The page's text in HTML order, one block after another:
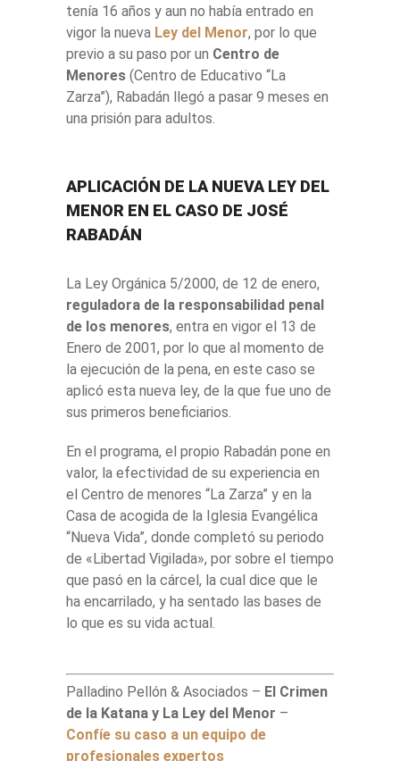
tenía 16 años y aun no había entrado en
vigor la nueva Ley del Menor, por lo que
previo a su paso por un Centro de
Menores (Centro de Educativo “La
Zarza”), Rabadán llegó a pasar 9 meses en
una prisión para adultos.
APLICACIÓN DE LA NUEVA LEY DEL
MENOR EN EL CASO DE JOSÉ
RABADÁN
La Ley Orgánica 5/2000, de 12 de enero,
reguladora de la responsabilidad penal
de los menores, entra en vigor el 13 de
Enero de 2001, por lo que al momento de
la ejecución de la pena, en este caso se
aplicó esta nueva ley, de la que fue uno de
sus primeros beneficiarios.
En el programa, el propio Rabadán pone en
valor, la efectividad de su experiencia en
el Centro de menores “La Zarza” y en la
Casa de acogida de la Iglesia Evangélica
“Nueva Vida”, donde completó su periodo
de «Libertad Vigilada», por sobre el tiempo
que pasó en la cárcel, la cual dice que le
ha encarrilado, y ha sentado las bases de
lo que es su vida actual.
Palladino Pellón & Asociados – El Crimen
de la Katana y La Ley del Menor –
Confíe su caso a un equipo de
profesionales expertos